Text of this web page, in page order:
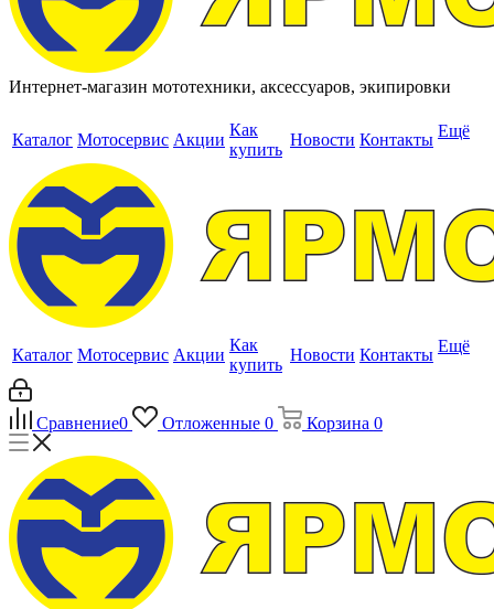
Интернет-магазин мототехники, аксессуаров, экипировки
Каталог Мотосервис Акции
Как
купить
Новости Контакты Ещё
Каталог Мотосервис Акции
Как
купить
Новости Контакты Ещё
Сравнение0 Отложенные 0 Корзина 0